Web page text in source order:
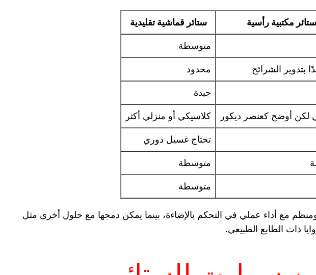
ستائر مكتبية رأسية ستائر قماشية تقليدية
متوسطة
بتدوير الشرائح محدود
جيدة
لكن أوضح كعنصر ديكور كلاسيكي أو منزلي أكثر
تحتاج غسيل دوري
متوسطة
متوسطة
مع أداء عملي في التحكم بالإضاءة، بينما يمكن دمجها مع حلول أخرى مثل
ذات الطابع الطبيعي.